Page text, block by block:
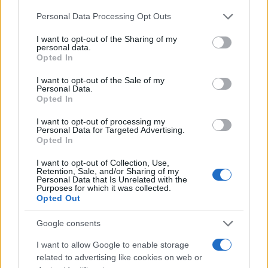
Please note that this website/app uses one or more Google
not limited to your visit or usage behaviour. You may click to
grant or deny consent to Google and its third-party tags to
use your data for below specified purposes in below Google
consent section.
Personal Data Processing Opt Outs
I want to opt-out of the Sharing of my
personal data.
Opted In
I want to opt-out of the Sale of my
Personal Data.
Opted In
I want to opt-out of processing my
Personal Data for Targeted Advertising.
Opted In
I want to opt-out of Collection, Use,
Retention, Sale, and/or Sharing of my
Personal Data that Is Unrelated with the
Purposes for which it was collected.
Opted Out
Google consents
I want to allow Google to enable storage
related to advertising like cookies on web or
της προαναφερθείσας αποτίμησης της
Ελεγκτικής εταιρείας COMPASS Ορκωτοί
Ελεγκτές και Σύμβουλοι Επιχειρήσεων
Η Τράπεζα με την λήψη της Εντολής Καταβολής
Ανταλλάγματος, θα ελέγχει τα στοιχεία
νομιμοποίησης του κάθε Μετόχου Μειοψηφίας
αυτών αντάλλαγμα των μετοχών, όπως αυτό έχει
καθοριστεί από την ως άνω δικαστική απόφαση,
στο τραπεζικό λογαριασμό που έχει δηλωθεί εξ
αυτού στην Εντολή Καταβολής Ανταλλάγματος.
Μετά την πάροδο των έξι μηνών από τη νόμιμη